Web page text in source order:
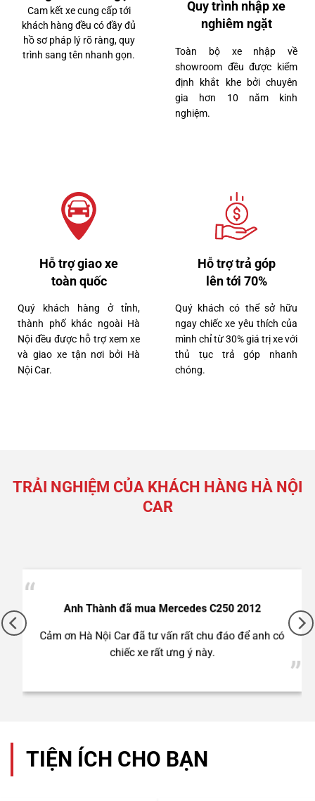
Cam kết xe cung cấp tới
khách hàng đều có đầy đủ
hồ sơ pháp lý rõ ràng, quy
trình sang tên nhanh gọn.
Quy trình nhập xe
nghiêm ngặt
Toàn bộ xe nhập về
showroom đều được kiểm
định khắt khe bởi chuyên
gia hơn 10 năm kinh
nghiệm.
Hỗ trợ giao xe
toàn quốc
Quý khách hàng ở tỉnh,
thành phố khác ngoài Hà
Nội đều được hỗ trợ xem xe
và giao xe tận nơi bởi Hà
Nội Car.
Hỗ trợ trả góp
lên tới 70%
Quý khách có thể sở hữu
ngay chiếc xe yêu thích của
mình chỉ từ 30% giá trị xe với
thủ tục trả góp nhanh
chóng.
TRẢI NGHIỆM CỦA KHÁCH HÀNG HÀ NỘI
CAR
Anh Thành đã mua Mercedes C250 2012
Cảm ơn Hà Nội Car đã tư vấn rất chu đáo để anh có
chiếc xe rất ưng ý này.
TIỆN ÍCH CHO BẠN